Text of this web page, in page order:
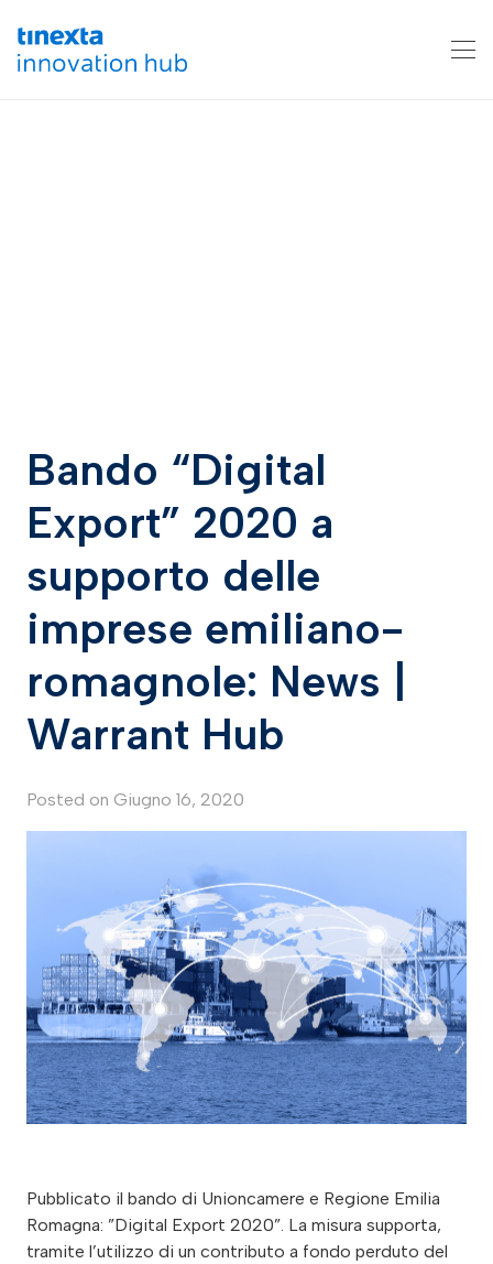
Bando “Digital
Export” 2020 a
supporto delle
imprese emiliano-
romagnole: News |
Warrant Hub
Posted on Giugno 16, 2020
Pubblicato il bando di Unioncamere e Regione Emilia
Romagna: ”Digital Export 2020”. La misura supporta,
tramite l’utilizzo di un contributo a fondo perduto del